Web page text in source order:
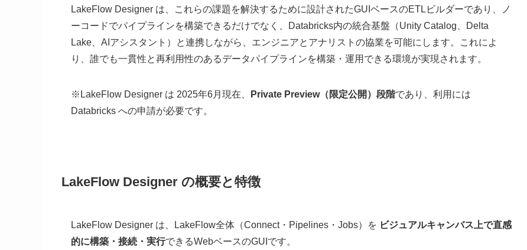
LakeFlow Designer は、これらの課題を解決するために設計されたGUIベースのETLビルダーであり、ノ
ーコードでパイプラインを構築できるだけでなく、Databricks内の統合基盤（Unity Catalog、Delta
Lake、AIアシスタント）と連携しながら、エンジニアとアナリストの協業を可能にします。これによ
り、誰でも一貫性と再利用性のあるデータパイプラインを構築・運用できる環境が実現されます。
※LakeFlow Designer は 2025年6月現在、 Private Preview（限定公開）段階であり、利用には
Databricks への申請が必要です。
LakeFlow Designer の概要と特徴
LakeFlow Designer は、LakeFlow全体（Connect・Pipelines・Jobs）を ビジュアルキャンバス上で直感
的に構築・接続・実行できるWebベースのGUIです。